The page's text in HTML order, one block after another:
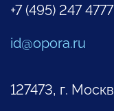
+7 (495) 247 4777
id@opora.ru
127473, г.